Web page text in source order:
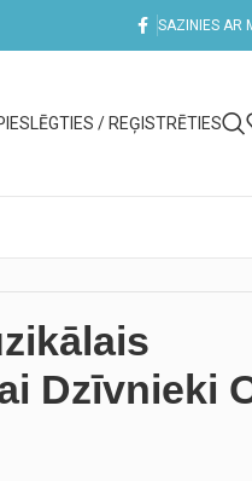
SAZINIES AR
/ REĢISTRĒTIES
Dzīvnieki